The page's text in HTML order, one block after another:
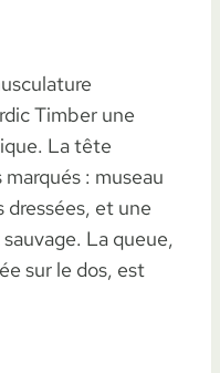
Timber une
La tête
: museau
dressées, et une
La queue,
sur le dos, est